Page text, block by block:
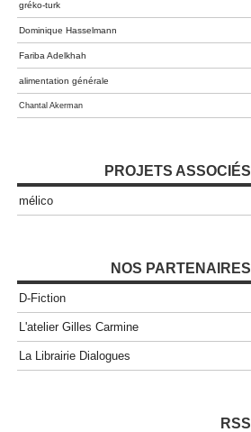
gréko-turk
Dominique Hasselmann
Fariba Adelkhah
alimentation générale
Chantal Akerman
PROJETS ASSOCIÉS
mélico
NOS PARTENAIRES
D-Fiction
L'atelier Gilles Carmine
La Librairie Dialogues
RSS